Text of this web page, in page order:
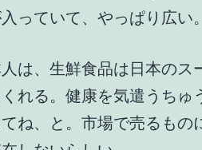
っていて、やっぱり広い。
は、生鮮食品は日本のス
れる。健康を気遣うちゅ
ね、と。市場で売るもの